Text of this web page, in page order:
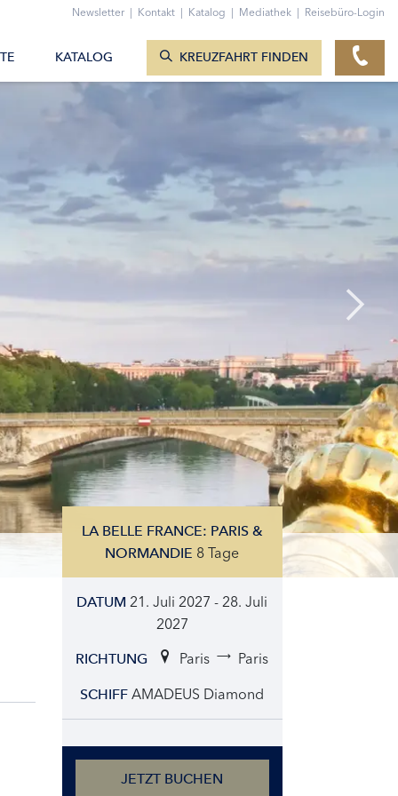
LA BELLE FRANCE: PARIS &
NORMANDIE 8 Tage
DATUM 21. Juli 2027 - 28. Juli
2027
RICHTUNG Paris Paris
SCHIFF AMADEUS Diamond
JETZT BUCHEN
Newsletter | Kontakt | Katalog | Mediathek | Reisebüro-Login
KATALOG KREUZFAHRT FINDEN
ZUM KONTAKTFORMULAR